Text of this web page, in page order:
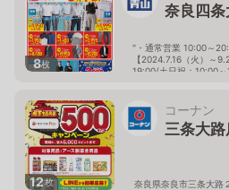
8枚
奈良四
"・通常営業 10:00～
【2024.7.16（火）～
19:00/土日祝：10:00
奈良県奈良市四条大路
12枚
コーナン
三条大路
奈良県奈良市三条大路